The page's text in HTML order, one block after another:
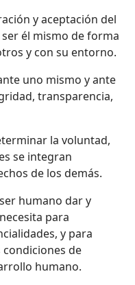
y aceptación del
él mismo de forma
y con su entorno.
uno mismo y ante
transparencia,
la voluntad,
se integran
de los demás.
humano dar y
para
y para
de
humano.